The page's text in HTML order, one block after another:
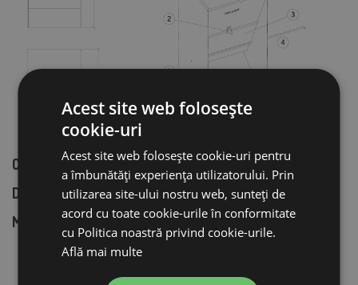
Capacitate: 10 kg
Dimensiuni: 255 X 255 X 430
Material: otel galvanizat
Acest site web folosește
cookie-uri
Acest site web folosește cookie-uri pentru
a îmbunătăți experiența utilizatorului. Prin
utilizarea site-ului nostru web, sunteți de
acord cu toate cookie-urile în conformitate
cu Politica noastră privind cookie-urile.
Află mai multe